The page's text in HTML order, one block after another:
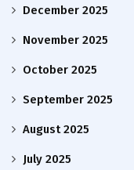
December 2025
November 2025
October 2025
September 2025
August 2025
July 2025